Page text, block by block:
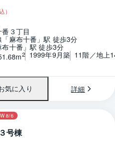
）
３丁目
麻布十番」駅 徒歩3分
十番」駅 徒歩3分
2 1999年9月築 11階／地上
気に入り 詳細
1 / 0 間取り
8/6
号棟